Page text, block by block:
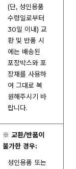
(단, 성인용품
수령일로부터
30일 이내) 교
환 및 반품 시
에는 배송된
포장박스와 포
장재를 사용하
여 그대로 복
원해주시기 바
랍니다.
※ 교환/반품이
불가한 경우:
성인용품 또는